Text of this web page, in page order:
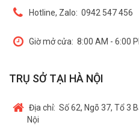
Hotline, Zalo: 0942 547 456
Giờ mở cửa: 8:00 AM - 6:00
TRỤ SỞ TẠI HÀ NỘI
Địa chỉ: Số 62, Ngõ 37, Tổ 3
Nội